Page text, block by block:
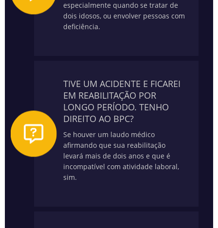
especialmente quando se tratar de
dois idosos, ou envolver pessoas com
deficiência.
TIVE UM ACIDENTE E FICAREI
EM REABILITAÇÃO POR
LONGO PERÍODO. TENHO
DIREITO AO BPC?
Se houver um laudo médico
afirmando que sua reabilitação
levará mais de dois anos e que é
incompatível com atividade laboral,
sim.